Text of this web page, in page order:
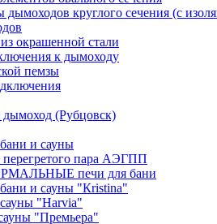
круглого сечения (с
окрашенной стали
к дымоходу
пемзы
(Рубцовск)
и сауны
пара АЭГПП
печи для бани
и сауны "Кristina"
"Harvia"
"Премьера"